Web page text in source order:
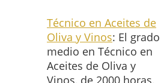
Técnico en Aceites de
Oliva y Vinos: El grado
medio en Técnico en
Aceites de Oliva y